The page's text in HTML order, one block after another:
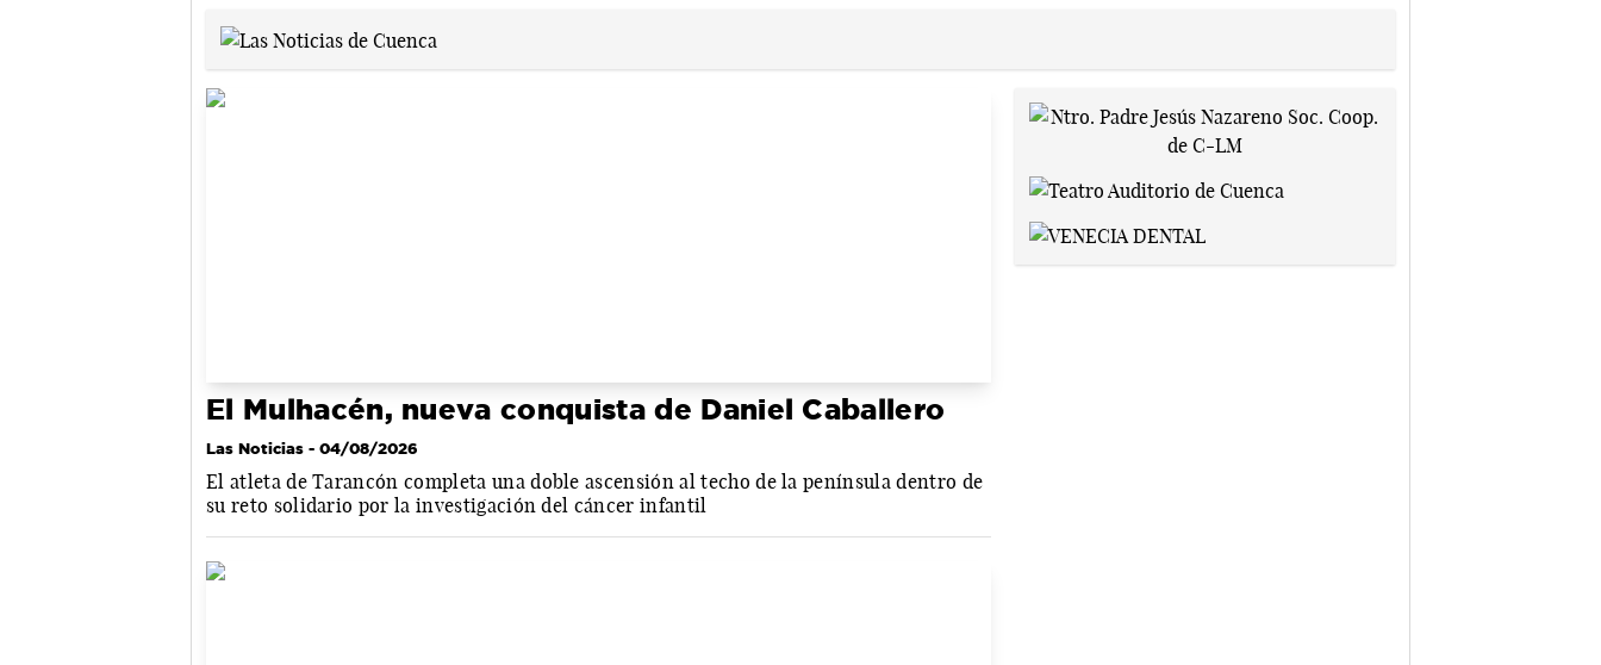
El Mulhacén, nueva conquista de Daniel Caballero
Las Noticias - 04/08/2026
El atleta de Tarancón completa una doble ascensión al techo de la península dentro de
su reto solidario por la investigación del cáncer infantil